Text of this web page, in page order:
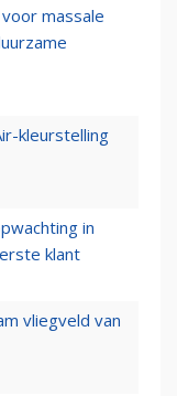
massale
kleurstelling
in
klant
vliegveld van